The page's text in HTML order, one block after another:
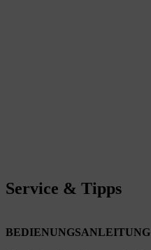
Service & Tipps
BEDIENUNGSANLEITUNG